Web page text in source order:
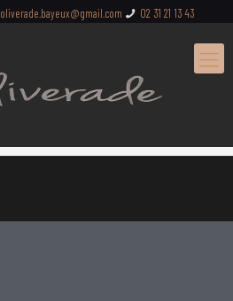
02 31 21 13 43
oliverade.bayeux@gmail.com